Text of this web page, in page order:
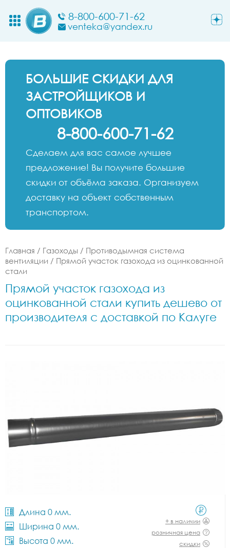
8-800-600-71-62
venteka@yandex.ru
БОЛЬШИЕ СКИДКИ ДЛЯ
ЗАСТРОЙЩИКОВ И
ОПТОВИКОВ
8-800-600-71-62
Сделаем для вас самое лучшее
предложение! Вы получите большие
скидки от объёма заказа. Организуем
доставку на объект собственным
транспортом.
Главная / Газоходы / Противодымная система
вентиляции / Прямой участок газохода из оцинкованной
стали
Прямой участок газохода из
оцинкованной стали купить дешево от
производителя с доставкой по Калуге
Длина 0 мм.
Ширина 0 мм.
Высота 0 мм.
+ в наличии
розничная цена
скидки